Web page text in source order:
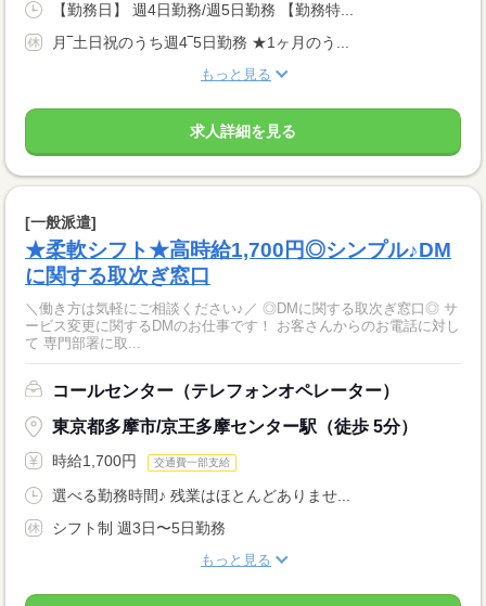
【勤務日】 週4日勤務/週5日勤務 【勤務特...
月‾土日祝のうち週4‾5日勤務 ★1ヶ月のう...
もっと見る
求人詳細を見る
[一般派遣]
★柔軟シフト★高時給1,700円◎シンプル♪DM
に関する取次ぎ窓口
＼働き方は気軽にご相談ください♪／ ◎DMに関する取次ぎ窓口◎ サ
ービス変更に関するDMのお仕事です！ お客さんからのお電話に対し
て 専門部署に取...
コールセンター（テレフォンオペレーター）
東京都多摩市/京王多摩センター駅（徒歩 5分）
時給1,700円 交通費一部支給
選べる勤務時間♪ 残業はほとんどありませ...
シフト制 週3日〜5日勤務
もっと見る